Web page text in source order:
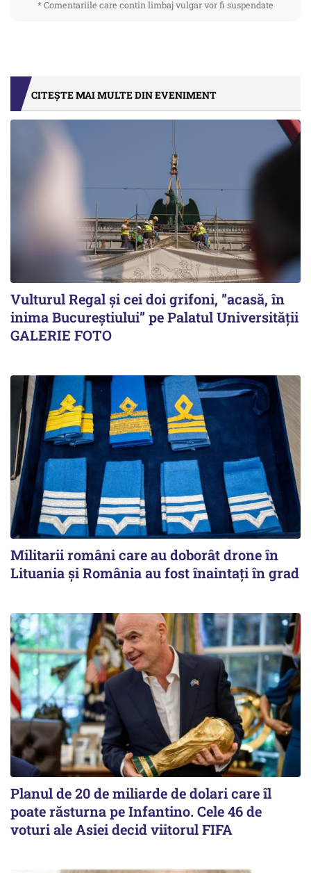
* Comentariile care contin limbaj vulgar vor fi suspendate
CITEȘTE MAI MULTE DIN EVENIMENT
Vulturul Regal și cei doi grifoni, ”acasă, în
inima Bucureștiului” pe Palatul Universității
GALERIE FOTO
Militarii români care au doborât drone în
Lituania şi România au fost înaintaţi în grad
Planul de 20 de miliarde de dolari care îl
poate răsturna pe Infantino. Cele 46 de
voturi ale Asiei decid viitorul FIFA